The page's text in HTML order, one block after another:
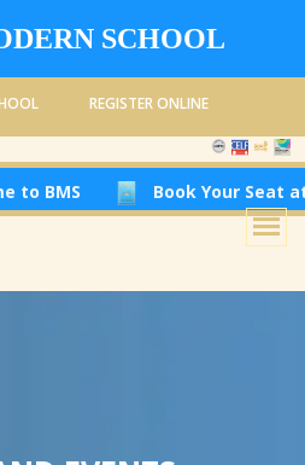
SCHOOL
REGISTER ONLINE
Book Your Seat at Beirut